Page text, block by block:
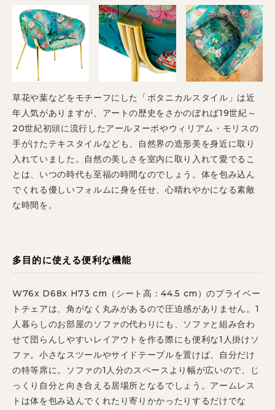
草花や葉などをモチーフにした「ボタニカルスタイル」は近
年人気がありますが、アートの歴史をさかのぼれば19世紀～
20世紀初頭に流行したアールヌーボやウィリアム・モリスの
手がけたテキスタイルなども、自然界の造形美を身近に取り
入れていました。自然の美しさを室内に取り入れて愛でるこ
とは、いつの時代も至福の時間なのでしょう。体を包み込ん
でくれる優しいフォルムに身を任せ、心晴れやかになる素敵
な時間を。
多目的に使える便利な機能
W76x D68x H73 cm（シート高：44.5 cm）のプライベー
トチェアは、角がなく丸みがあるので圧迫感がありません。1
人暮らしのお部屋のソファの代わりにも、ソファと組み合わ
せて団らんしやすいレイアウトを作る際にも便利な1人掛けソ
ファ。小さなスツールやサイドテーブルを置けば、自分だけ
の特等席に。ソファの1人分のスペースより幅が広いので、じ
っくり自分と向き合える居場所となるでしょう。アームレス
トは体を包み込んでくれたり寄りかかったりするだけでな